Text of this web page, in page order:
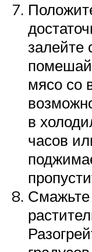
залейте
мясо со
в
часов
Смажьте